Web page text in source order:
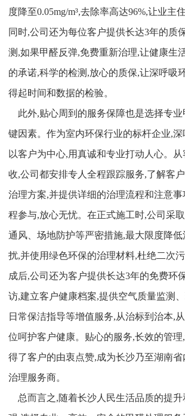
度降至0.05mg/m³,去除率高达96%,让业主
同时,公司还为每位客户提供长达3年的质
测,如果甲醛反弹,免费重新治理,让健康生
的承诺,科学的检测,放心的质保,让深呼吸
得起时间和数据的检验。
此外,贴心周到的服务保障也是选择专业
键因素。作为室内环保行业的标杆企业,
以客户为中心,用真诚和专业打动人心。
收,公司都安排专人全程跟踪服务,了解客
治理方案,并提供详细的治理流程和注意
程参与,放心无忧。在正式施工时,公司采
通风、场地防护等严密措施,最大限度降
扰,并使用绿色环保的治理材料,杜绝二次
成后,公司还为客户提供长达3年的免费环
访,建立客户健康档案,提供空气质量监测、
日常保洁指导等增值服务,从治标到治本,
位呵护客户健康。贴心的服务,长效的管
得了客户的由衷点赞,成为长沙乃至湖南
治理服务商。
总而言之,随着长沙人民生活品质的提升